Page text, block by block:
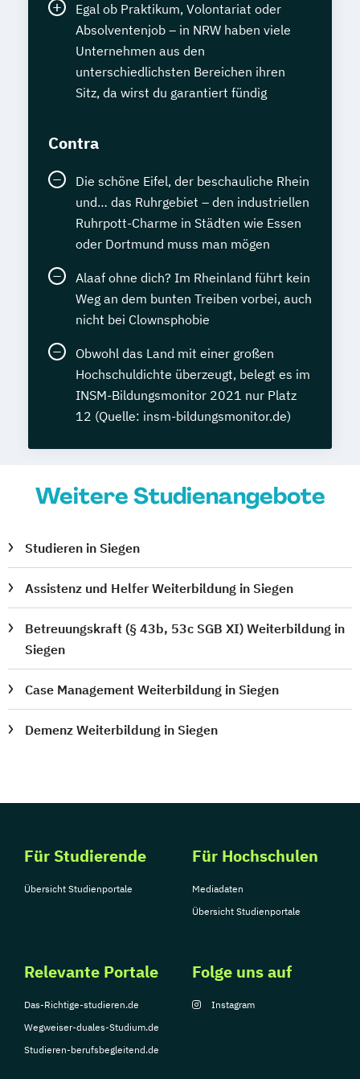
Egal ob Praktikum, Volontariat oder
Absolventenjob – in NRW haben viele
Unternehmen aus den
unterschiedlichsten Bereichen ihren
Sitz, da wirst du garantiert fündig
Contra
Die schöne Eifel, der beschauliche Rhein
und… das Ruhrgebiet – den industriellen
Ruhrpott-Charme in Städten wie Essen
oder Dortmund muss man mögen
Alaaf ohne dich? Im Rheinland führt kein
Weg an dem bunten Treiben vorbei, auch
nicht bei Clownsphobie
Obwohl das Land mit einer großen
Hochschuldichte überzeugt, belegt es im
INSM-Bildungsmonitor 2021 nur Platz
12 (Quelle: insm-bildungsmonitor.de)
Weitere Studienangebote
Studieren in Siegen
Assistenz und Helfer Weiterbildung in Siegen
Betreuungskraft (§ 43b, 53c SGB XI) Weiterbildung in
Siegen
Case Management Weiterbildung in Siegen
Demenz Weiterbildung in Siegen
Für Studierende
Übersicht Studienportale
Für Hochschulen
Mediadaten
Übersicht Studienportale
Relevante Portale
Das-Richtige-studieren.de
Wegweiser-duales-Studium.de
Studieren-berufsbegleitend.de
Folge uns auf
Instagram